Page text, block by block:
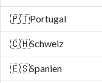
🇵🇹Portugal
🇨🇭Schweiz
🇪🇸Spanien